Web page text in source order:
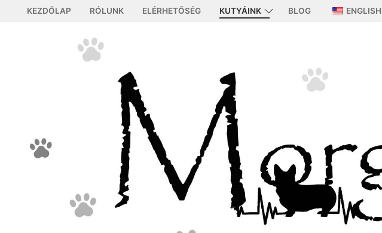
KEZDŐLAP RÓLUNK ELÉRHETŐSÉG KUTYÁINK BLOG ENGLISH